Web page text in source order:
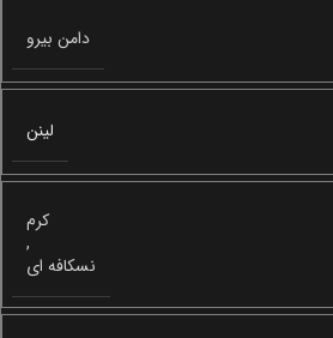
دامن بیرو
لینن
کرم
,
نسکافه ای